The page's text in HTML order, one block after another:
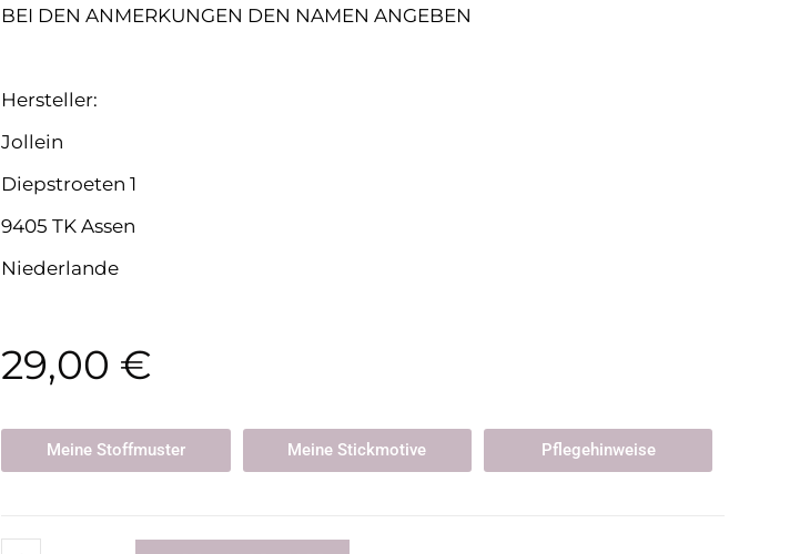
BEI DEN ANMERKUNGEN DEN NAMEN ANGEBEN
Hersteller:
Jollein
Diepstroeten 1
9405 TK Assen
Niederlande
29,00 €
Meine Stoffmuster Meine Stickmotive Pflegehinweise